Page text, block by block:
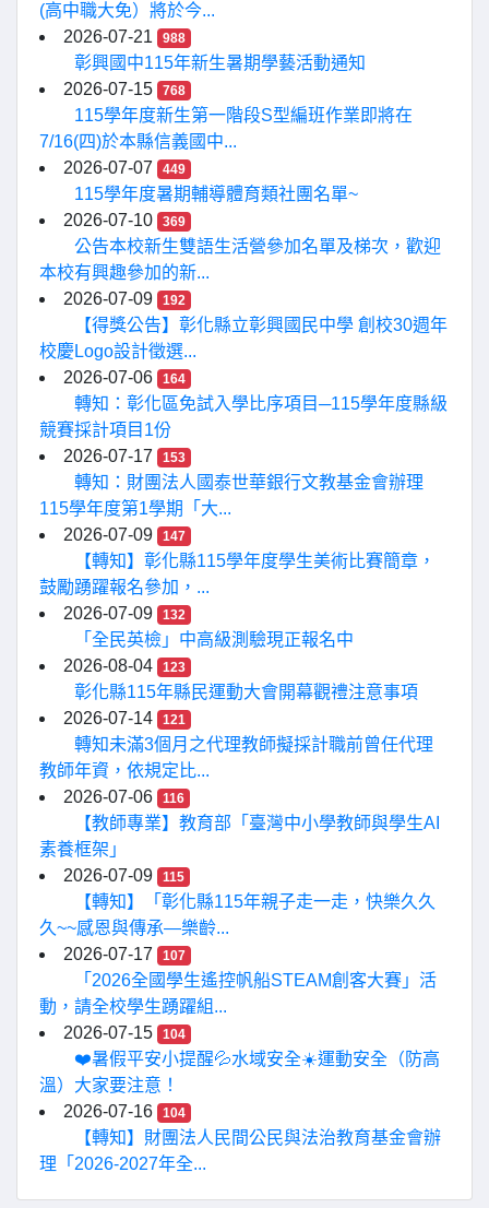
(高中職大免）將於今...
2026-07-21
988
彰興國中115年新生暑期學藝活動通知
2026-07-15
768
115學年度新生第一階段S型編班作業即將在
7/16(四)於本縣信義國中...
2026-07-07
449
115學年度暑期輔導體育類社團名單~
2026-07-10
369
公告本校新生雙語生活營參加名單及梯次，歡迎
本校有興趣參加的新...
2026-07-09
192
【得獎公告】彰化縣立彰興國民中學 創校30週年
校慶Logo設計徵選...
2026-07-06
164
轉知：彰化區免試入學比序項目─115學年度縣級
競賽採計項目1份
2026-07-17
153
轉知：財團法人國泰世華銀行文教基金會辦理
115學年度第1學期「大...
2026-07-09
147
【轉知】彰化縣115學年度學生美術比賽簡章，
鼓勵踴躍報名參加，...
2026-07-09
132
「全民英檢」中高級測驗現正報名中
2026-08-04
123
彰化縣115年縣民運動大會開幕觀禮注意事項
2026-07-14
121
轉知未滿3個月之代理教師擬採計職前曾任代理
教師年資，依規定比...
2026-07-06
116
【教師專業】教育部「臺灣中小學教師與學生AI
素養框架」
2026-07-09
115
【轉知】「彰化縣115年親子走一走，快樂久久
久~~感恩與傳承—樂齡...
2026-07-17
107
「2026全國學生遙控帆船STEAM創客大賽」活
動，請全校學生踴躍組...
2026-07-15
104
❤️暑假平安小提醒💦水域安全☀️運動安全（防高
溫）大家要注意！
2026-07-16
104
【轉知】財團法人民間公民與法治教育基金會辦
理「2026-2027年全...